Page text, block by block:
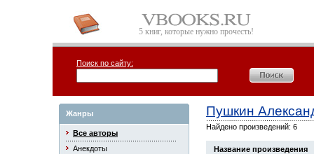
5 книг, которые нужно прочесть!
Поиск по сайту:
Жанры
Все авторы
Анекдоты
Пушкин
Найдено произведений: 6
Название произведения